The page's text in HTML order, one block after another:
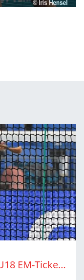
Kampf um Medaillen und U18 EM-Tickets in Mönchengladbach